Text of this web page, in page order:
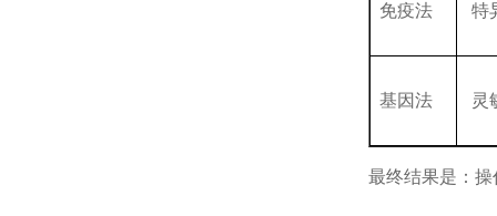
免疫法 特
基因法 灵
最终结果是：